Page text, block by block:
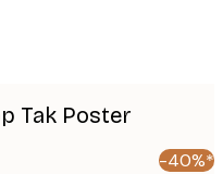
Tak Poster
-40%*